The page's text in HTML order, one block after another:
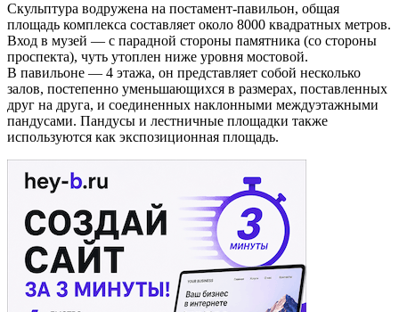
Скульптура водружена на постамент-павильон, общая
площадь комплекса составляет около 8000 квадратных метров.
Вход в музей — с парадной стороны памятника (со стороны
проспекта), чуть утоплен ниже уровня мостовой.
В павильоне — 4 этажа, он представляет собой несколько
залов, постепенно уменьшающихся в размерах, поставленных
друг на друга, и соединенных наклонными междуэтажными
пандусами. Пандусы и лестничные площадки также
используются как экспозиционная площадь.